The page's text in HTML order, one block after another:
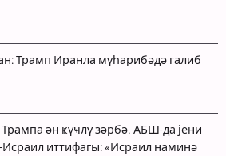
Трамп Иранла мүһарибәдә галиб
ән ҝүҹлү зәрбә. АБШ-да јени
иттифагы: «Исраил наминә